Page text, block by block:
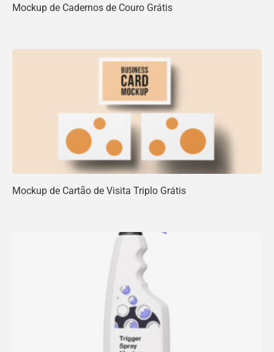
Mockup de Cadernos de Couro Grátis
Mockup de Cartão de Visita Triplo Grátis